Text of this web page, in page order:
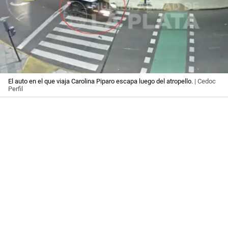
El auto en el que viaja Carolina Piparo escapa luego del atropello. | Cedoc
Perfil